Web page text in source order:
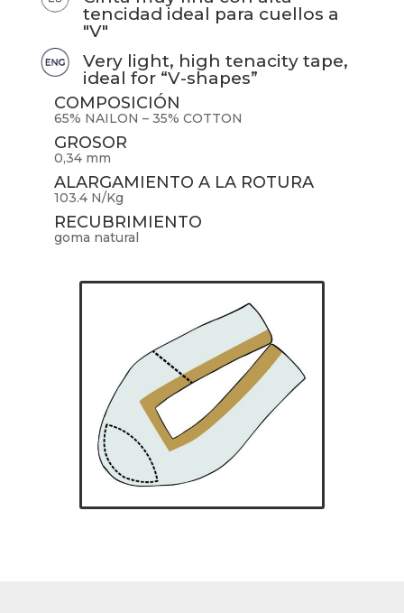
tencidad ideal para cuellos a
"V"
Very light, high tenacity tape,
ideal for “V-shapes”
COMPOSICIÓN
65% NAILON – 35% COTTON
GROSOR
0,34 mm
ALARGAMIENTO A LA ROTURA
103.4 N/Kg
RECUBRIMIENTO
goma natural